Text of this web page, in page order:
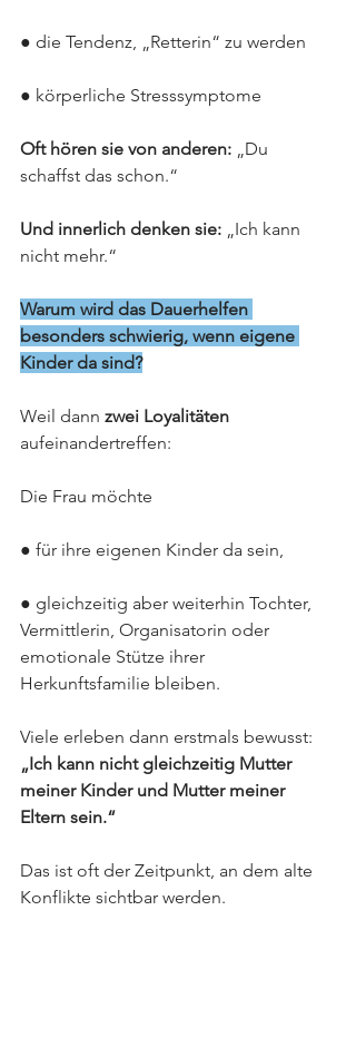
● die Tendenz, „Retterin“ zu werden
● körperliche Stresssymptome
Oft hören sie von anderen: „Du
schaffst das schon.“
Und innerlich denken sie: „Ich kann
nicht mehr.“
Warum wird das Dauerhelfen
besonders schwierig, wenn eigene
Kinder da sind?
Weil dann zwei Loyalitäten
aufeinandertreffen:
Die Frau möchte
● für ihre eigenen Kinder da sein,
● gleichzeitig aber weiterhin Tochter,
Vermittlerin, Organisatorin oder
emotionale Stütze ihrer
Herkunftsfamilie bleiben.
Viele erleben dann erstmals bewusst:
„Ich kann nicht gleichzeitig Mutter
meiner Kinder und Mutter meiner
Eltern sein.“
Das ist oft der Zeitpunkt, an dem alte
Konflikte sichtbar werden.